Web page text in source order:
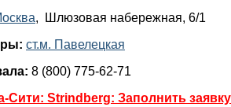
, Шлюзовая набережная, 6/1
ст.м. Павелецкая
8 (800) 775-62-71
Сити: Strindberg: Заполнить